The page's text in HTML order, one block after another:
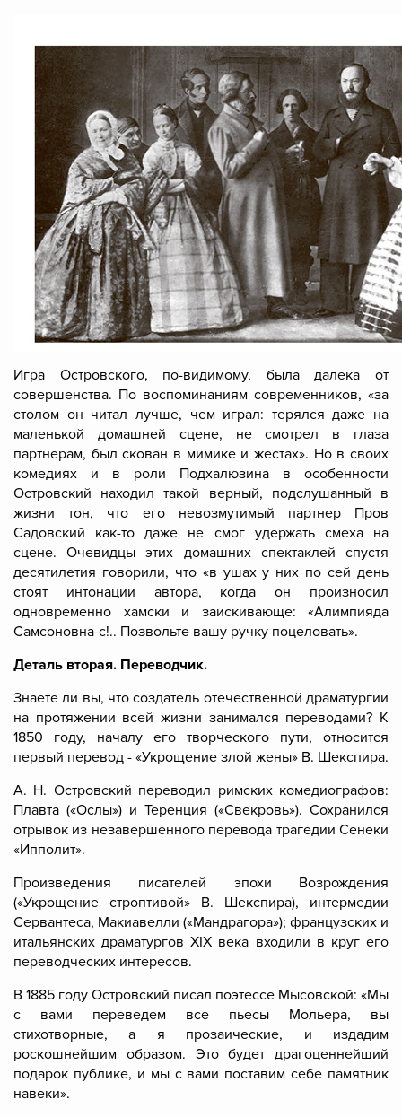
Игра Островского, по-видимому, была далека от
совершенства. По воспоминаниям современников, «за
столом он читал лучше, чем играл: терялся даже на
маленькой домашней сцене, не смотрел в глаза
партнерам, был скован в мимике и жестах». Но в своих
комедиях и в роли Подхалюзина в особенности
Островский находил такой верный, подслушанный в
жизни тон, что его невозмутимый партнер Пров
Садовский как-то даже не смог удержать смеха на
сцене. Очевидцы этих домашних спектаклей спустя
десятилетия говорили, что «в ушах у них по сей день
стоят интонации автора, когда он произносил
одновременно хамски и заискивающе: «Алимпияда
Самсоновна-с!.. Позвольте вашу ручку поцеловать».
Деталь вторая. Переводчик.
Знаете ли вы, что создатель отечественной драматургии
на протяжении всей жизни занимался переводами? К
1850 году, началу его творческого пути, относится
первый перевод - «Укрощение злой жены» В. Шекспира.
А. Н. Островский переводил римских комедиографов:
Плавта («Ослы») и Теренция («Свекровь»). Сохранился
отрывок из незавершенного перевода трагедии Сенеки
«Ипполит».
Произведения писателей эпохи Возрождения
(«Укрощение строптивой» В. Шекспира), интермедии
Сервантеса, Макиавелли («Мандрагора»); французских и
итальянских драматургов XIX века входили в круг его
переводческих интересов.
В 1885 году Островский писал поэтессе Мысовской: «Мы
с вами переведем все пьесы Мольера, вы
стихотворные, а я прозаические, и издадим
роскошнейшим образом. Это будет драгоценнейший
подарок публике, и мы с вами поставим себе памятник
навеки».